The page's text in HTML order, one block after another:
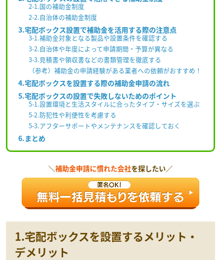
2-1.国の補助金制度
2-2.自治体の補助金制度
3.宅配ボックス設置で補助金を活用する際の注意点
3-1.補助金対象となる製品や設置条件を確認する
3-2.自治体や年度によって申請期間・予算が異なる
3-3.見積書や領収書などの書類管理を徹底する
（参考）補助金の申請経験がある業者への依頼がおすすめ！
4.宅配ボックスを設置する際の補助金申請の流れ
5.宅配ボックスの設置で失敗しないためのポイント
5-1.設置環境と生活スタイルに合ったタイプ・サイズを選ぶ
5-2.防犯性や利便性を考慮する
5-3.アフターサポートやメンテナンスを確認しておく
6.まとめ
＼補助金申請に慣れた会社を探したい／
1.宅配ボックスを設置するメリット・
デメリット